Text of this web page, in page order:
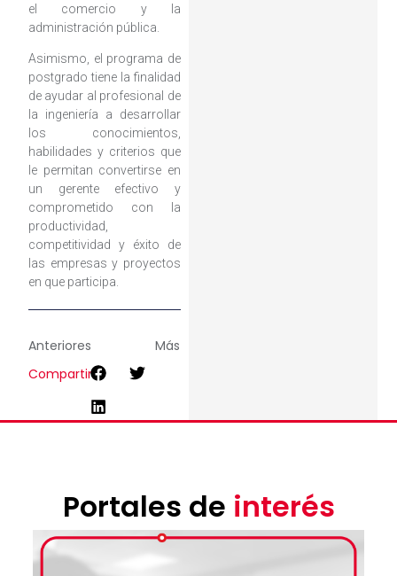
el comercio y la
administración pública.
Asimismo, el programa de
postgrado tiene la finalidad
de ayudar al profesional de
la ingeniería a desarrollar
los conocimientos,
habilidades y criterios que
le permitan convertirse en
un gerente efectivo y
comprometido con la
productividad,
competitividad y éxito de
las empresas y proyectos
en que participa.
Anteriores
Más
Compartir
Portales de interés